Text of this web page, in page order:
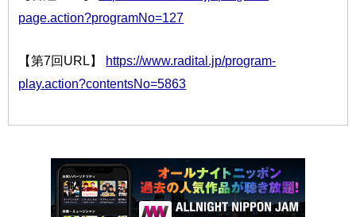
page.action?programNo=127
【第7回URL】 https://www.radital.jp/program-
play.action?contentsNo=5863